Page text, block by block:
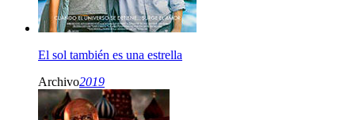
El sol también es una estrella
Archivo2019